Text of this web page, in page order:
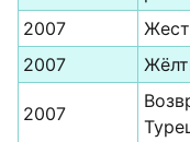
2007
2007
2007